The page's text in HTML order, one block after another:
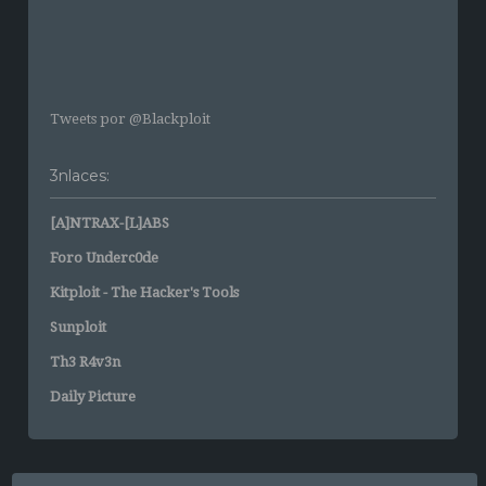
Tweets por @Blackploit
3nlaces:
[A]NTRAX-[L]ABS
Foro Underc0de
Kitploit - The Hacker's Tools
Sunploit
Th3 R4v3n
Daily Picture